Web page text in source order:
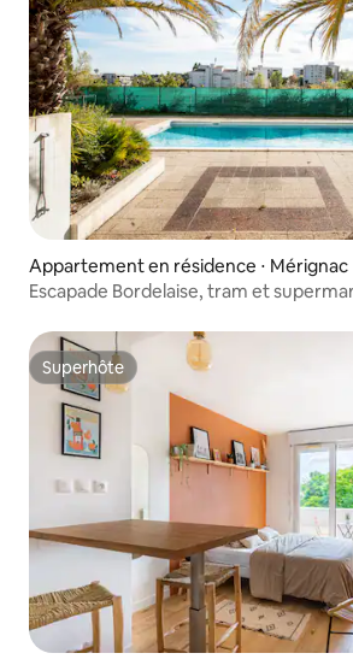
Appartement en résidence ⋅ Mérignac
Escapade Bordelaise, tram et
Superhôte
Superhôte